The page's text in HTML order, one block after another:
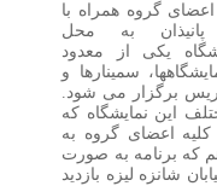
گروه همراه با
به محل
یکی از معدود
سمینارها و
برگزار می شود.
این نمایشگاه که
کلیه اعضای گروه به
که برنامه به صورت
شانزه لیزه بازدید